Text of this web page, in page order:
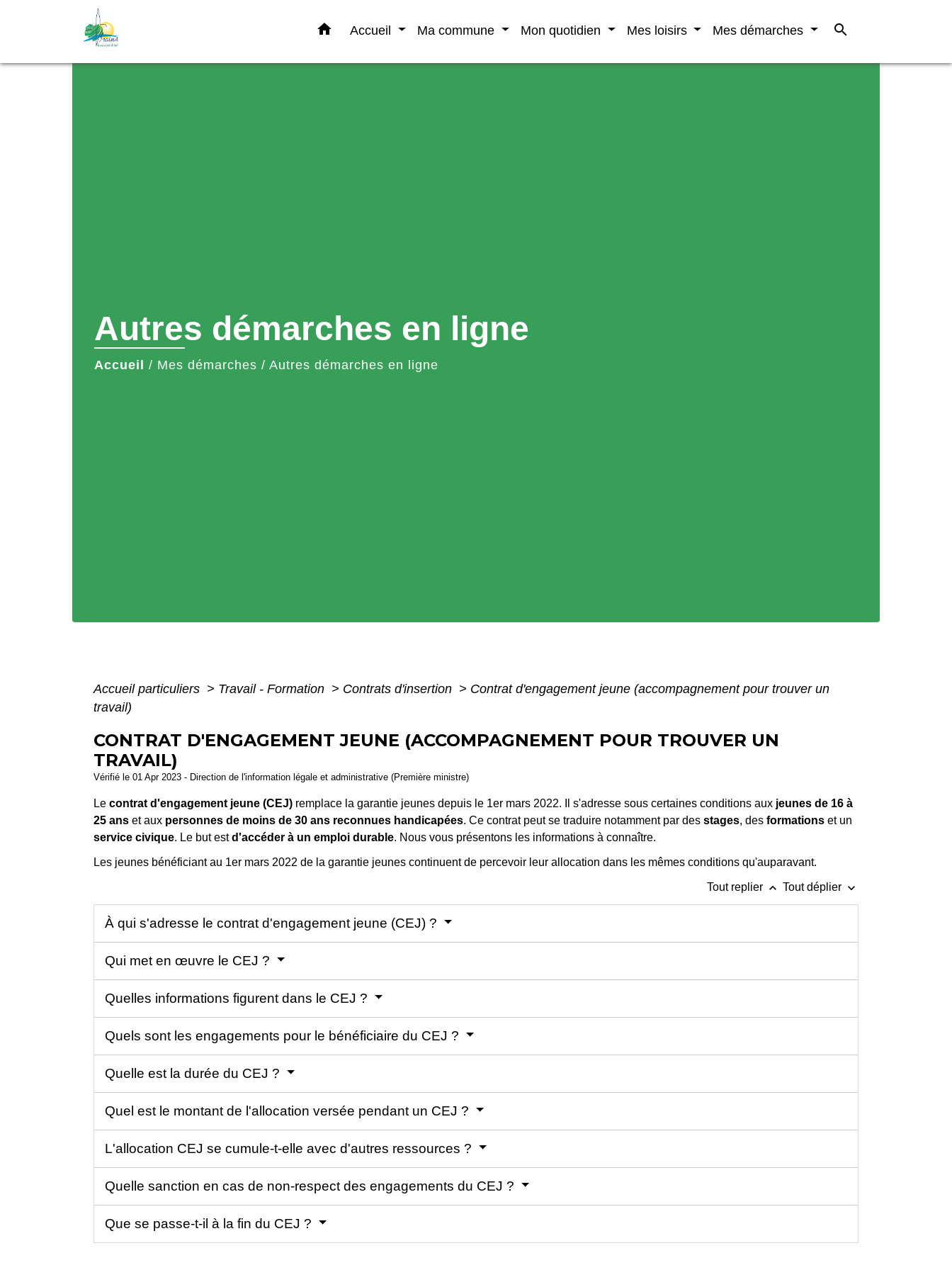
home Accueil Ma commune Mon quotidien Mes loisirs Mes démarches search
Autres démarches en ligne
Accueil / Mes démarches / Autres démarches en ligne
Accueil particuliers > Travail - Formation > Contrats d'insertion > Contrat d'engagement jeune (accompagnement pour trouver un
travail)
CONTRAT D'ENGAGEMENT JEUNE (ACCOMPAGNEMENT POUR TROUVER UN
TRAVAIL)
Vérifié le 01 Apr 2023 - Direction de l'information légale et administrative (Première ministre)
Le contrat d'engagement jeune (CEJ) remplace la garantie jeunes depuis le 1er mars 2022. Il s'adresse sous certaines conditions aux jeunes de 16 à
25 ans et aux personnes de moins de 30 ans reconnues handicapées. Ce contrat peut se traduire notamment par des stages, des formations et un
service civique. Le but estd'accéder à un emploi durable. Nous vous présentons les informations à connaître.
Les jeunes bénéficiant au 1er mars 2022 de la garantie jeunes continuent de percevoir leur allocation dans les mêmes conditions qu'auparavant.
Tout replier keyboard_arrow_up Tout déplier keyboard_arrow_down
À qui s'adresse le contrat d'engagement jeune (CEJ) ?
Qui met en œuvre le CEJ ?
Quelles informations figurent dans le CEJ ?
Quels sont les engagements pour le bénéficiaire du CEJ ?
Quelle est la durée du CEJ ?
Quel est le montant de l'allocation versée pendant un CEJ ?
L'allocation CEJ se cumule-t-elle avec d'autres ressources ?
Quelle sanction en cas de non-respect des engagements du CEJ ?
Que se passe-t-il à la fin du CEJ ?